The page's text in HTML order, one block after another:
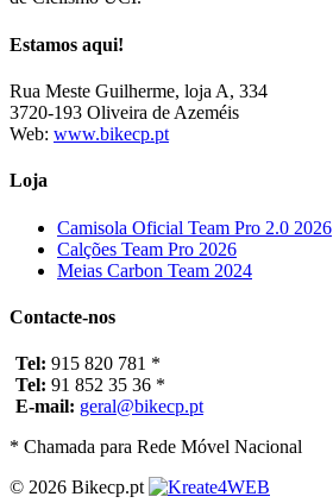
Estamos aqui!
Rua Meste Guilherme, loja A, 334
3720-193 Oliveira de Azeméis
Web: www.bikecp.pt
Loja
Camisola Oficial Team Pro 2.0 2026
Calções Team Pro 2026
Meias Carbon Team 2024
Contacte-nos
Tel: 915 820 781 *
Tel: 91 852 35 36 *
E-mail: geral@bikecp.pt
* Chamada para Rede Móvel Nacional
© 2026 Bikecp.pt